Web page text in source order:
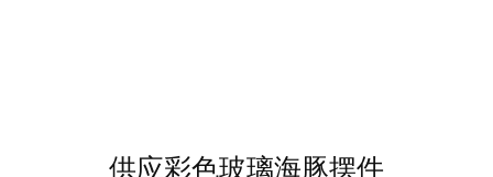
供应彩色玻璃海豚摆件